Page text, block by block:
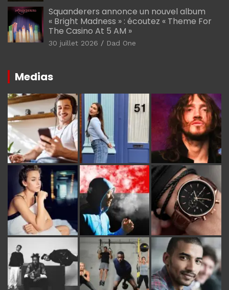
Squanderers annonce un nouvel album
« Bright Madness » : écoutez « Theme For
The Casino At 5 AM »
30 juillet 2026 Dad One
Medias